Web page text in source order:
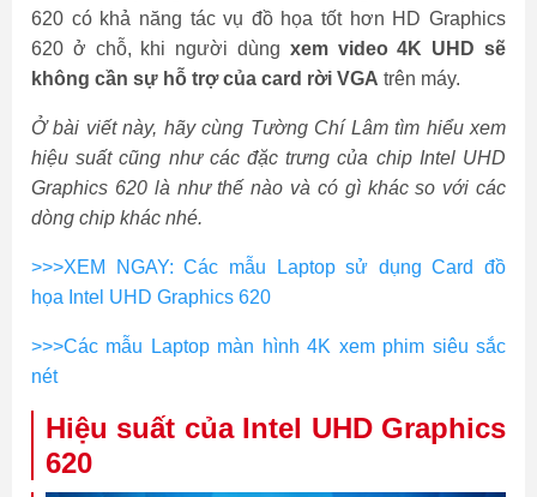
620 có khả năng tác vụ đồ họa tốt hơn HD Graphics
620 ở chỗ, khi người dùng xem video 4K UHD sẽ
không cần sự hỗ trợ của card rời VGA trên máy.
Ở bài viết này, hãy cùng Tường Chí Lâm tìm hiểu xem
hiệu suất cũng như các đặc trưng của chip Intel UHD
Graphics 620 là như thế nào và có gì khác so với các
dòng chip khác nhé.
>>>XEM NGAY: Các mẫu Laptop sử dụng Card đồ
họa Intel UHD Graphics 620
>>>Các mẫu Laptop màn hình 4K xem phim siêu sắc
nét
Hiệu suất của Intel UHD Graphics
620